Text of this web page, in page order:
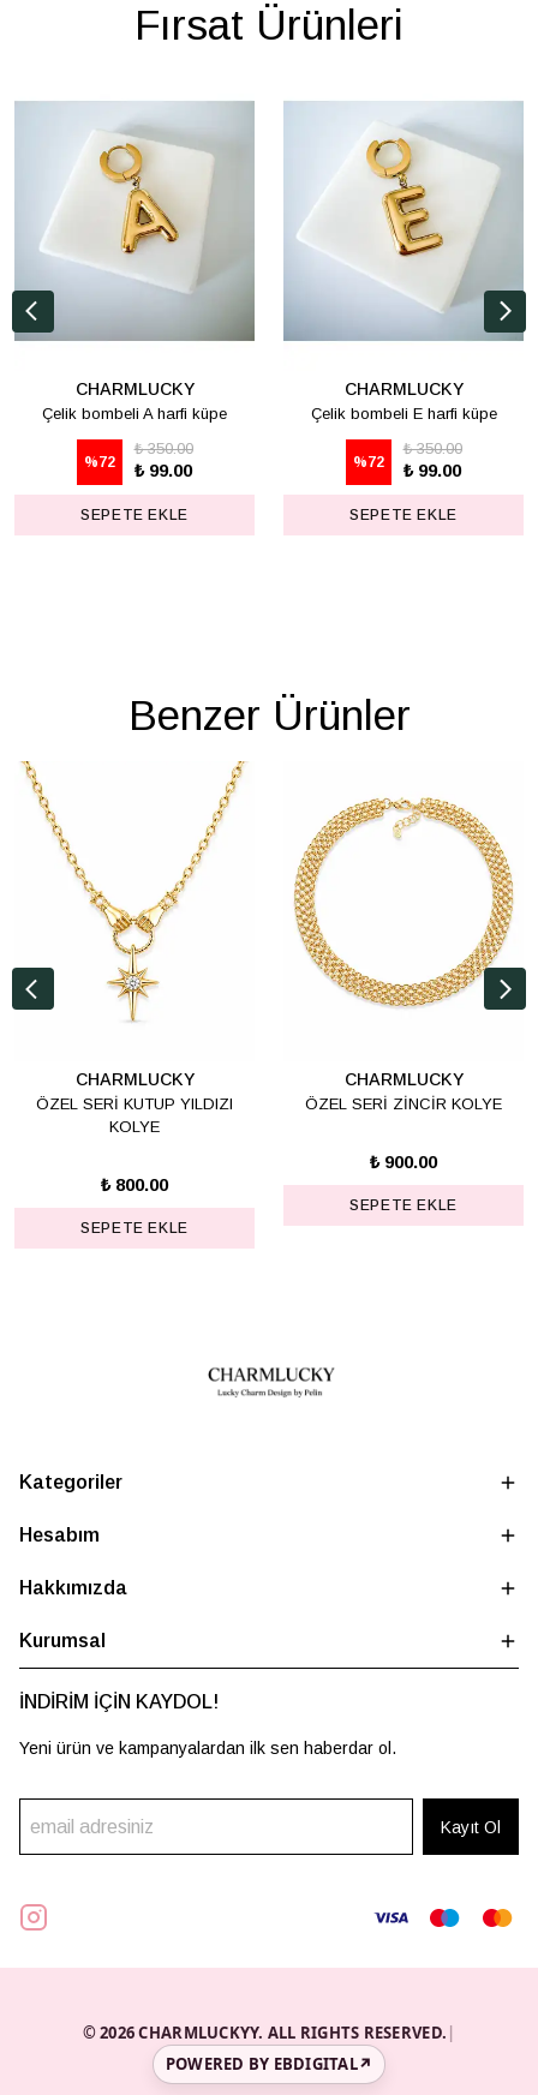
Fırsat Ürünleri
CHARMLUCKY
Çelik bombeli A harfi küpe
%72
₺ 350.00
₺ 99.00
SEPETE EKLE
CHARMLUCKY
Çelik bombeli E harfi küpe
%72
₺ 350.00
₺ 99.00
SEPETE EKLE
Benzer Ürünler
CHARMLUCKY
ÖZEL SERİ KUTUP YILDIZI
KOLYE
₺ 800.00
SEPETE EKLE
CHARMLUCKY
ÖZEL SERİ ZİNCİR KOLYE
₺ 900.00
SEPETE EKLE
Kategoriler
Hesabım
Hakkımızda
Kurumsal
İNDİRİM İÇİN KAYDOL!
Yeni ürün ve kampanyalardan ilk sen haberdar ol.
Kayıt Ol
© 2026 CHARMLUCKYY. ALL RIGHTS RESERVED. |
POWERED BY EBDIGITAL↗